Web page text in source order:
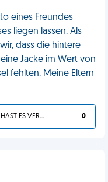
eines Freundes
liegen lassen. Als
dass die hintere
Jacke im Wert von
fehlten. Meine Eltern
DU HAST ES VERDIENT 0